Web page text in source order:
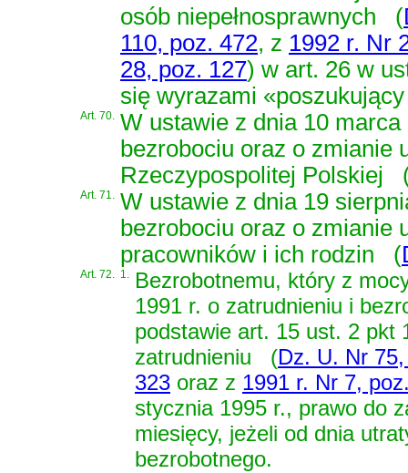
osób niepełnosprawnych
(
110, poz. 472, z 1992 r. Nr
28, poz. 127) w art. 26 w
się wyrazami
Art. 70. W ustawie z dnia 10
bezrobociu oraz o zmianie
Rzeczypospolitej Polskiej
Art. 71. W ustawie z dnia 19
bezrobociu oraz o zmianie
pracowników i ich rodzin
(
Art. 72. 1. Bezrobotnemu, który z
1991 r. o zatrudnieniu i
podstawie art. 15 ust. 2 pkt
zatrudnieniu
(Dz. U. Nr
323 oraz z 1991 r. Nr 7,
stycznia 1995 r., prawo do
miesięcy, jeżeli od dnia
bezrobotnego.